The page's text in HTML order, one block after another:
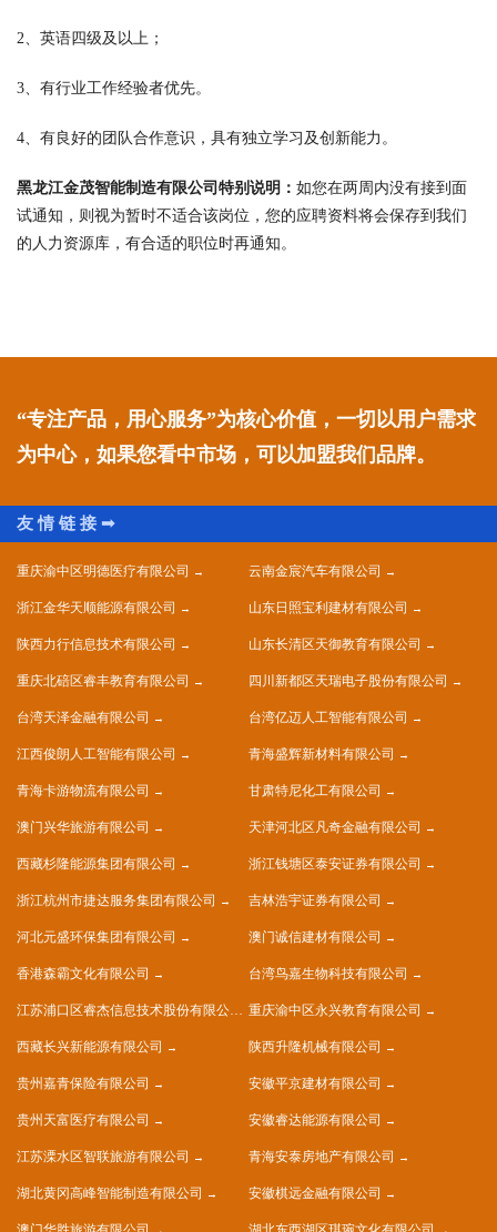
2、英语四级及以上；
3、有行业工作经验者优先。
4、有良好的团队合作意识，具有独立学习及创新能力。
黑龙江金茂智能制造有限公司特别说明： 如您在两周内没有接到面
试通知，则视为暂时不适合该岗位，您的应聘资料将会保存到我们
的人力资源库，有合适的职位时再通知。
“专注产品，用心服务”为核心价值，一切以用户需求
为中心，如果您看中市场，可以加盟我们品牌。
重庆渝中区明德医疗有限公司 云南金宸汽车有限公司
浙江金华天顺能源有限公司 山东日照宝利建材有限公司
陕西力行信息技术有限公司 山东长清区天御教育有限公司
重庆北碚区睿丰教育有限公司 四川新都区天瑞电子股份有限公司
台湾天泽金融有限公司 台湾亿迈人工智能有限公司
江西俊朗人工智能有限公司 青海盛辉新材料有限公司
青海卡游物流有限公司 甘肃特尼化工有限公司
澳门兴华旅游有限公司 天津河北区凡奇金融有限公司
西藏杉隆能源集团有限公司 浙江钱塘区泰安证券有限公司
浙江杭州市捷达服务集团有限公司 吉林浩宇证券有限公司
河北元盛环保集团有限公司 澳门诚信建材有限公司
香港森霸文化有限公司 台湾鸟嘉生物科技有限公司
江苏浦口区睿杰信息技术股份有限公司 重庆渝中区永兴教育有限公司
西藏长兴新能源有限公司 陕西升隆机械有限公司
贵州嘉青保险有限公司 安徽平京建材有限公司
贵州天富医疗有限公司 安徽睿达能源有限公司
江苏溧水区智联旅游有限公司 青海安泰房地产有限公司
湖北黄冈高峰智能制造有限公司 安徽棋远金融有限公司